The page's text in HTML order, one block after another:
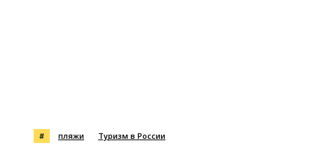
# пляжи Туризм в России